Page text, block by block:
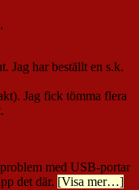
Jag har beställt en s.k.
Jag fick tömma flera
med USB-portar
det där. [Visa mer…]